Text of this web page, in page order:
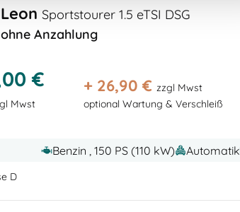
Sportstourer 1.5 eTSI DSG
Anzahlung
€
Mwst
+ 26,90 € zzgl Mwst
optional Wartung & Verschleiß
Benzin , 150 PS (110 kW) Automatik
D